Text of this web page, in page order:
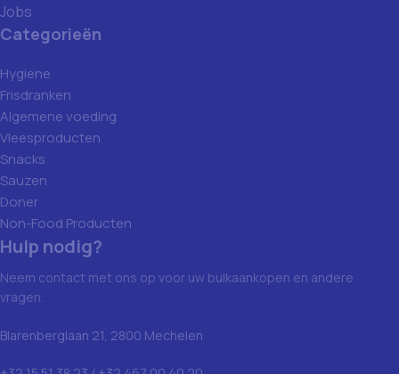
Jobs
Categorieën
Hygiene
Frisdranken
Algemene voeding
Vleesproducten
Snacks
Sauzen
Doner
Non-Food Producten
Hulp nodig?
Neem contact met ons op voor uw bulkaankopen en andere
vragen.
Blarenberglaan 21, 2800 Mechelen